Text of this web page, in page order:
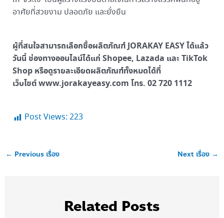
อาศัยที่สวยงาม ปลอดภัย และยั่งยืน
ผู้ที่สนใจสามารถเลือกซื้อผลิตภัณฑ์JORAKAY EASY ได้แล้ว
วันนี้ ช่องทางออนไลน์ได้แก่ Shopee, Lazada และ TikTok
Shop หรือดูรายละเอียดผลิตภัณฑ์ทั้งหมดได้ที่
เว็บไซต์ www.jorakayeasy.com โทร. 02 720 1112
Post Views: 223
← Previous เรื่อง Next เรื่อง →
Related Posts